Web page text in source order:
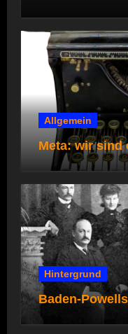
Allgemein
Meta: wir sind
Hintergrund
Baden-